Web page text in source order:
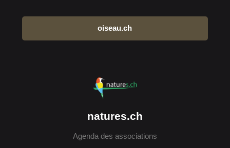
oiseau.ch
natures.ch
Agenda des associations